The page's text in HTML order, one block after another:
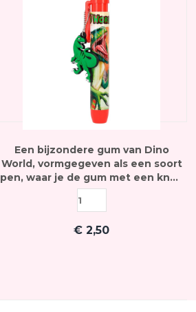
Een bijzondere gum van Dino
World, vormgegeven als een soort
pen, waar je de gum met een knop
uit kan drukken
€2,50